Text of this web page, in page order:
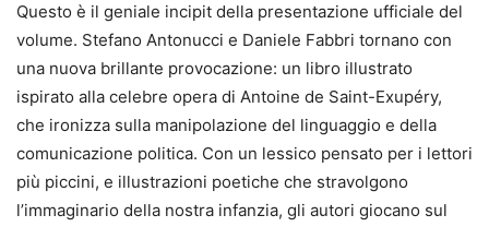
Questo è il geniale incipit della presentazione ufficiale del
volume. Stefano Antonucci e Daniele Fabbri tornano con
una nuova brillante provocazione: un libro illustrato
ispirato alla celebre opera di Antoine de Saint-Exupéry,
che ironizza sulla manipolazione del linguaggio e della
comunicazione politica. Con un lessico pensato per i lettori
più piccini, e illustrazioni poetiche che stravolgono
l’immaginario della nostra infanzia, gli autori giocano sul